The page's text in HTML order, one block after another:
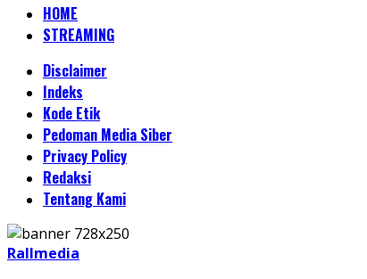
HOME
STREAMING
Disclaimer
Indeks
Kode Etik
Pedoman Media Siber
Privacy Policy
Redaksi
Tentang Kami
Rallmedia